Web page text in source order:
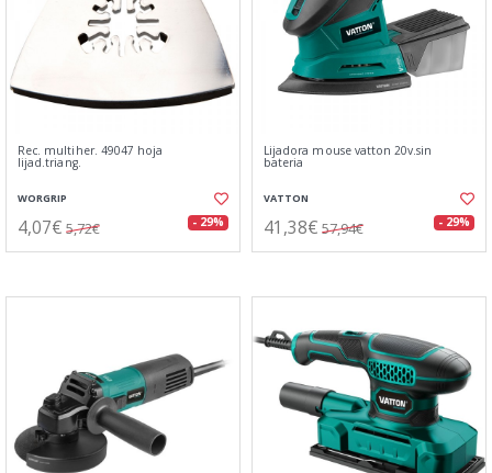
Rec. multiher. 49047 hoja
lijad.triang.
WORGRIP
4,07€ 5,72€ - 29%
Lijadora mouse vatton 20v.sin
bateria
VATTON
41,38€ 57,94€ - 29%